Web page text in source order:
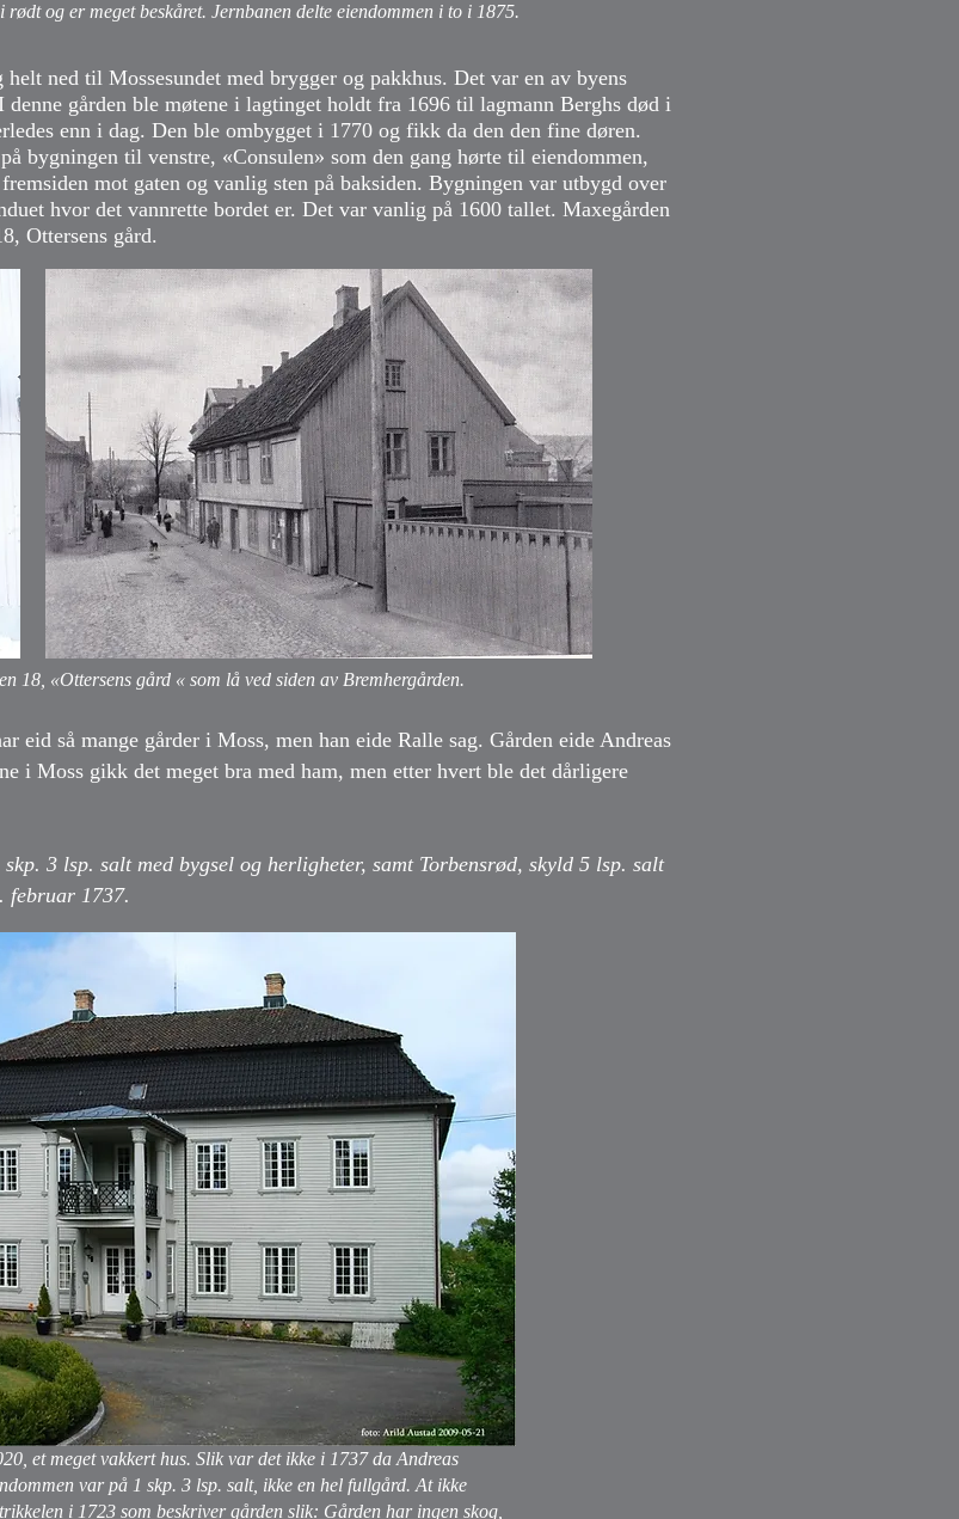
og er meget beskåret. Jernbanen delte eiendommen i to i 1875.
ned til Mossesundet med brygger og pakkhus. Det var en av byens
denne gården ble møtene i lagtinget holdt fra 1696 til lagmann Berghs død i
enn i dag. Den ble ombygget i 1770 og fikk da den den fine døren.
bygningen til venstre, «Consulen» som den gang hørte til eiendommen,
mot gaten og vanlig sten på baksiden. Bygningen var utbygd over
hvor det vannrette bordet er. Det var vanlig på 1600 tallet. Maxegården
Ottersens gård.
18, «Ottersens gård « som lå ved siden av Bremhergården.
eid så mange gårder i Moss, men han eide Ralle sag. Gården eide Andreas
i Moss gikk det meget bra med ham, men etter hvert ble det dårligere
3 lsp. salt med bygsel og herligheter, samt Torbensrød, skyld 5 lsp. salt
februar 1737.
et meget vakkert hus. Slik var det ikke i 1737 da Andreas
var på 1 skp. 3 lsp. salt, ikke en hel fullgård. At ikke
i 1723 som beskriver gården slik: Gården har ingen skog,